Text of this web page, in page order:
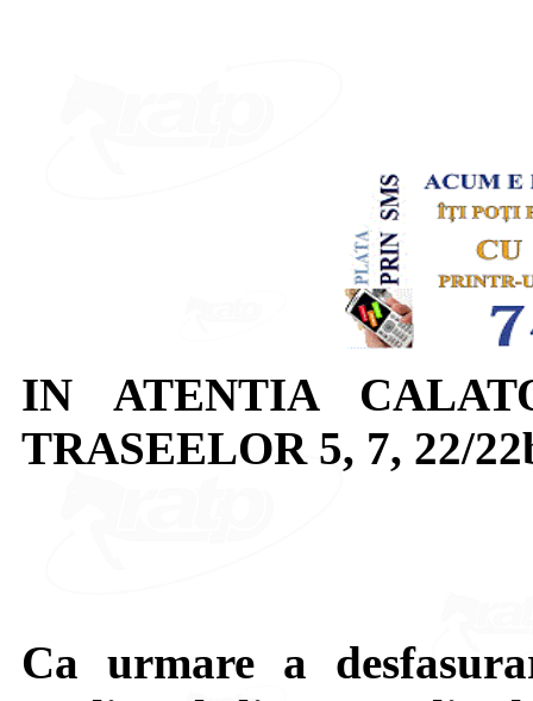
IN ATENTIA
TRASEELOR 5, 7, 22/
Ca urmare a